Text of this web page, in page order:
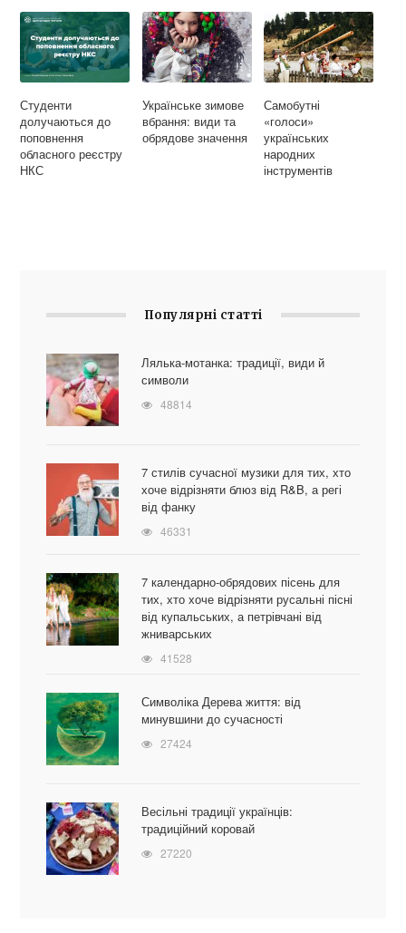
Студенти
долучаються до
поповнення
обласного реєстру
НКС
Українське зимове
вбрання: види та
обрядове значення
Самобутні
«голоси»
українських
народних
інструментів
Популярні статті
Лялька-мотанка: традиції, види й
символи
48814
7 стилів сучасної музики для тих, хто
хоче відрізняти блюз від R&B, а регі
від фанку
46331
7 календарно-обрядових пісень для
тих, хто хоче відрізняти русальні пісні
від купальських, а петрівчані від
жниварських
41528
Символіка Дерева життя: від
минувшини до сучасності
27424
Весільні традиції українців:
традиційний коровай
27220